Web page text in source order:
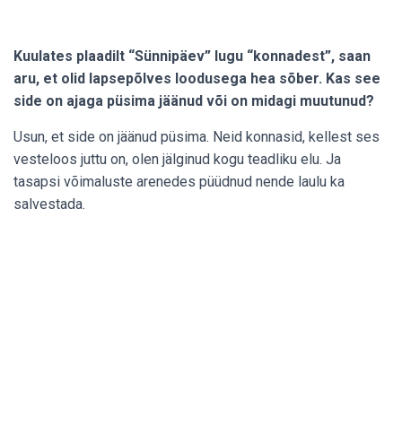
Kuulates plaadilt “Sünnipäev” lugu “konnadest”, saan
aru, et olid lapsepõlves loodusega hea sõber. Kas see
side on ajaga püsima jäänud või on midagi muutunud?
Usun, et side on jäänud püsima. Neid konnasid, kellest ses
vesteloos juttu on, olen jälginud kogu teadliku elu. Ja
tasapsi võimaluste arenedes püüdnud nende laulu ka
salvestada.